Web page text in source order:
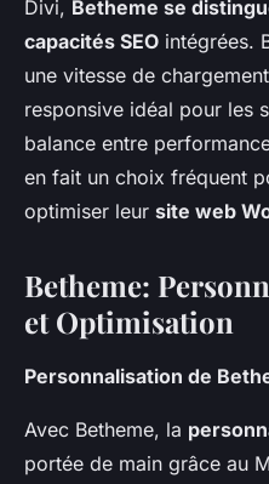
Divi, Betheme se
capacités SEO intégrées.
une vitesse de
responsive idéal pour les
balance entre
en fait un choix fréquent
optimiser leur site web
Betheme:
et Optimisation
Personnalisation de
Avec Betheme, la
portée de main grâce au